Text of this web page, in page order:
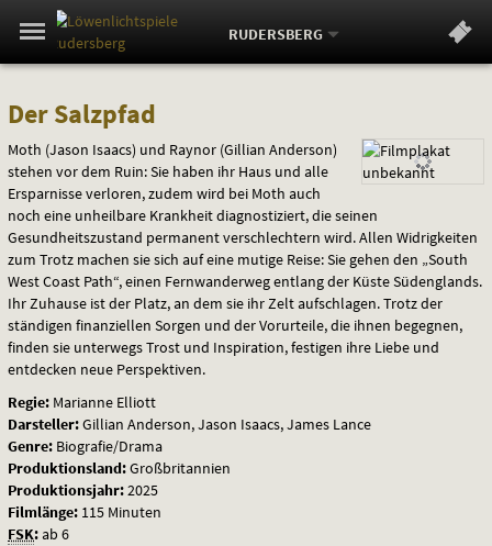
Springe
zum
,zum
.
Navigation
Service
Menü
Gehe
zur
Startseite:
Standortauswahl
Standort:
RUDERSBERG
Der
Salzpfad
Der Salzpfad
Moth (Jason Isaacs) und Raynor (Gillian Anderson)
stehen vor dem Ruin: Sie haben ihr Haus und alle
Ersparnisse verloren, zudem wird bei Moth auch
noch eine unheilbare Krankheit diagnostiziert, die seinen
Gesundheitszustand permanent verschlechtern wird. Allen Widrigkeiten
zum Trotz machen sie sich auf eine mutige Reise: Sie gehen den „South
West Coast Path“, einen Fernwanderweg entlang der Küste Südenglands.
Ihr Zuhause ist der Platz, an dem sie ihr Zelt aufschlagen. Trotz der
ständigen finanziellen Sorgen und der Vorurteile, die ihnen begegnen,
finden sie unterwegs Trost und Inspiration, festigen ihre Liebe und
entdecken neue Perspektiven.
Regie: Marianne Elliott
Darsteller:Gillian Anderson, Jason Isaacs, James Lance
Genre: Biografie/Drama
Produktionsland:Großbritannien
Produktionsjahr:2025
Filmlänge: 115 Minuten
FSK:ab 6